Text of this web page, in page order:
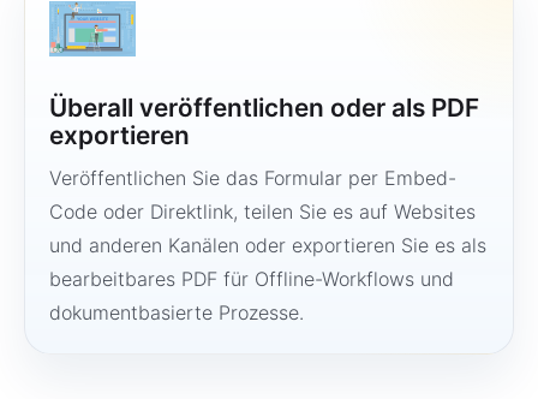
Überall veröffentlichen oder als PDF
exportieren
Veröffentlichen Sie das Formular per Embed-
Code oder Direktlink, teilen Sie es auf Websites
und anderen Kanälen oder exportieren Sie es als
bearbeitbares PDF für Offline-Workflows und
dokumentbasierte Prozesse.